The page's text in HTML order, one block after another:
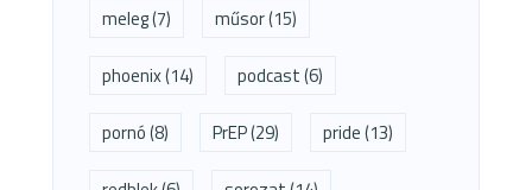
meleg(7) műsor(15)
phoenix(14) podcast(6)
pornó(8) PrEP(29) pride(13)